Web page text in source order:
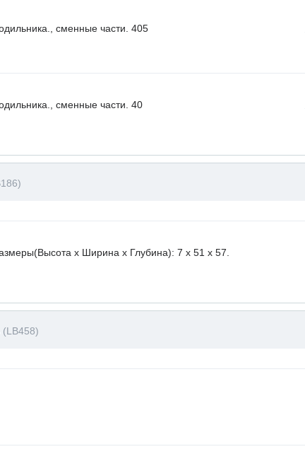
сменные части. 405
сменные части. 40
х Ширина х Глубина): 7 x 51 х 57.
(LB458)